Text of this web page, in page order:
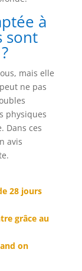
à
sont
mais elle
ne pas
physiques
Dans ces
avis
28 jours
grâce au
on